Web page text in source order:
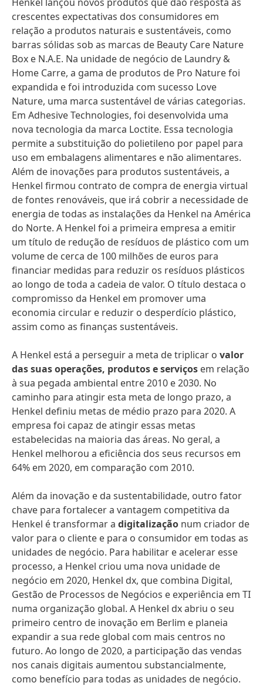
crescentes expectativas dos consumidores em
relação a produtos naturais e sustentáveis, como
barras sólidas sob as marcas de Beauty Care Nature
Box e N.A.E. Na unidade de negócio de Laundry &
Home Carre, a gama de produtos de Pro Nature foi
expandida e foi introduzida com sucesso Love
Nature, uma marca sustentável de várias categorias.
Em Adhesive Technologies, foi desenvolvida uma
nova tecnologia da marca Loctite. Essa tecnologia
permite a substituição do polietileno por papel para
uso em embalagens alimentares e não alimentares.
Além de inovações para produtos sustentáveis, a
Henkel firmou contrato de compra de energia virtual
de fontes renováveis, que irá cobrir a necessidade de
energia de todas as instalações da Henkel na América
do Norte. A Henkel foi a primeira empresa a emitir
um título de redução de resíduos de plástico com um
volume de cerca de 100 milhões de euros para
financiar medidas para reduzir os resíduos plásticos
ao longo de toda a cadeia de valor. O título destaca o
compromisso da Henkel em promover uma
economia circular e reduzir o desperdício plástico,
assim como as finanças sustentáveis.
A Henkel está a perseguir a meta de triplicar o valor
das suas operações, produtos e serviços em relação
à sua pegada ambiental entre 2010 e 2030. No
caminho para atingir esta meta de longo prazo, a
Henkel definiu metas de médio prazo para 2020. A
empresa foi capaz de atingir essas metas
estabelecidas na maioria das áreas. No geral, a
Henkel melhorou a eficiência dos seus recursos em
64% em 2020, em comparação com 2010.
Além da inovação e da sustentabilidade, outro fator
chave para fortalecer a vantagem competitiva da
Henkel é transformar a digitalização num criador de
valor para o cliente e para o consumidor em todas as
unidades de negócio. Para habilitar e acelerar esse
processo, a Henkel criou uma nova unidade de
negócio em 2020, Henkel dx, que combina Digital,
Gestão de Processos de Negócios e experiência em TI
numa organização global. A Henkel dx abriu o seu
primeiro centro de inovação em Berlim e planeia
expandir a sua rede global com mais centros no
futuro. Ao longo de 2020, a participação das vendas
nos canais digitais aumentou substancialmente,
como benefício para todas as unidades de negócio.